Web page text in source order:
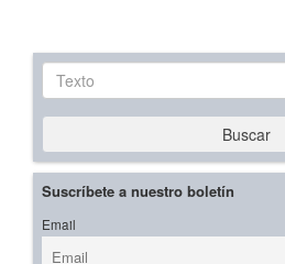
Texto
Buscar
Suscríbete a nuestro boletín
Email